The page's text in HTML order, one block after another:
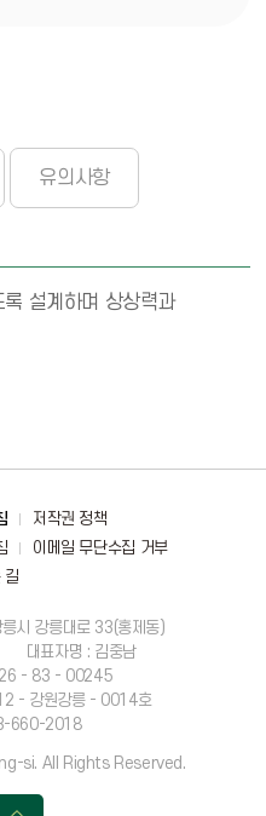
유의사항
설계하며 상상력과
저작권 정책
이메일 무단수집 거부
길
시 강릉대로 33(홍제동)
대표자명 : 김중남
- 83 - 00245
- 강원강릉 - 0014호
660-2018
si. All Rights Reserved.